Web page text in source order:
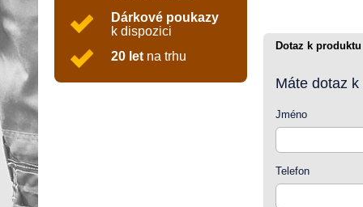
Dárkové poukazy
k dispozici
20 let na trhu
Dotaz k produktu
Máte dotaz
Jméno
Telefon